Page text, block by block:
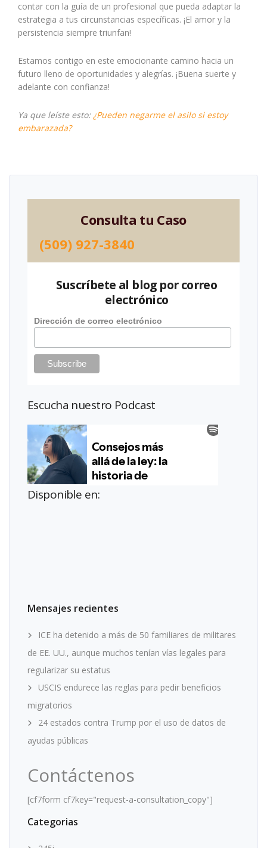
contar con la guía de un profesional que pueda adaptar la
estrategia a tus circunstancias específicas. ¡El amor y la
persistencia siempre triunfan!
Estamos contigo en este emocionante camino hacia un
futuro lleno de oportunidades y alegrías. ¡Buena suerte y
adelante con confianza!
Ya que leíste esto: ¿Pueden negarme el asilo si estoy
embarazada?
Consulta tu Caso
(509) 927-3840
Suscríbete al blog por correo
electrónico
Dirección de correo electrónico
Escucha nuestro Podcast
Disponible en:
Mensajes recientes
ICE ha detenido a más de 50 familiares de militares
de EE. UU., aunque muchos tenían vías legales para
regularizar su estatus
USCIS endurece las reglas para pedir beneficios
migratorios
24 estados contra Trump por el uso de datos de
ayudas públicas
Contáctenos
[cf7form cf7key="request-a-consultation_copy"]
Categorias